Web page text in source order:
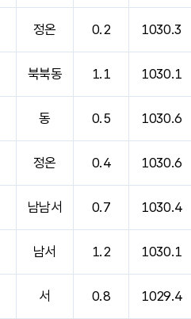
정온 0.2 1030.3
북북동 1.1 1030.1
동 0.5 1030.6
정온 0.4 1030.6
남남서 0.7 1030.4
남서 1.2 1030.1
서 0.8 1029.4